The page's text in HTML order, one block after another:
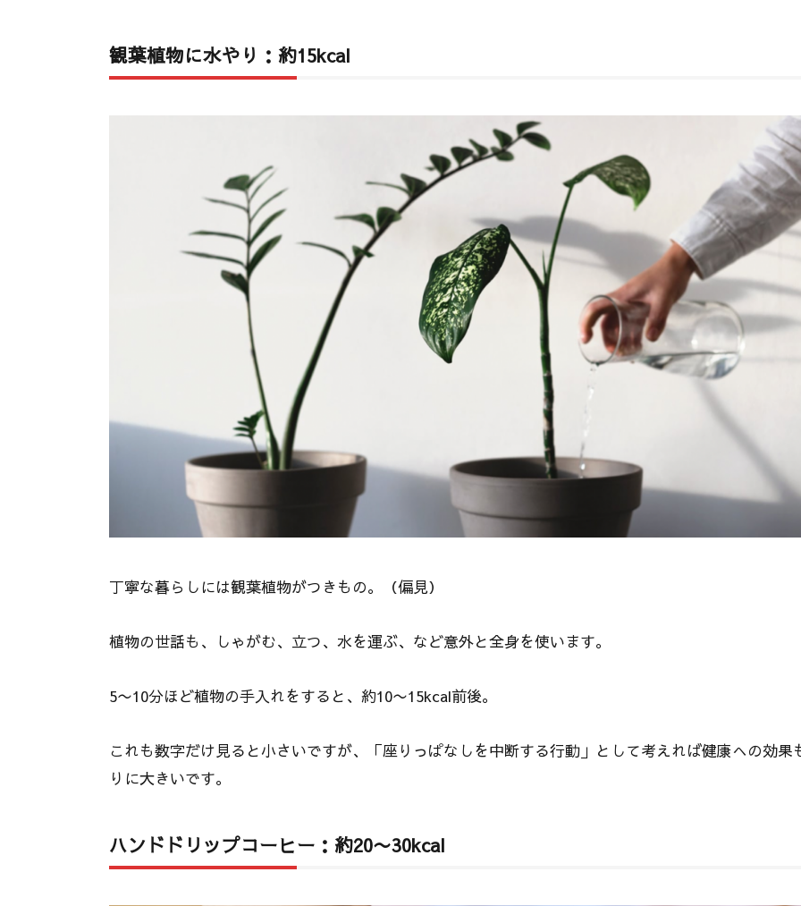
観葉植物に水やり：約15kcal
丁寧な暮らしには観葉植物がつきもの。（偏見）
植物の世話も、しゃがむ、立つ、水を運ぶ、など意外と全身を使います。
5〜10分ほど植物の手入れをすると、約10〜15kcal前後。
これも数字だけ見ると小さいですが、「座りっぱなしを中断する行動」として考えれば健康への効果
りに大きいです。
ハンドドリップコーヒー：約20〜30kcal